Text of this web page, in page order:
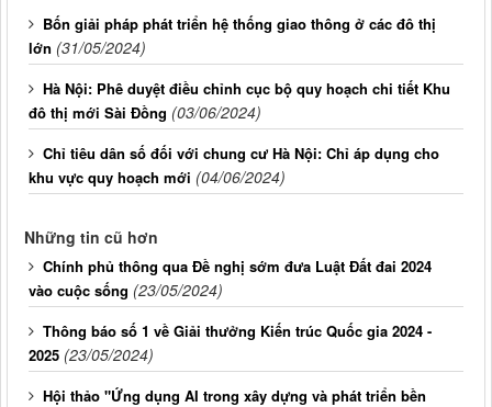
Bốn giải pháp phát triển hệ thống giao thông ở các đô thị
lớn (31/05/2024)
Hà Nội: Phê duyệt điều chỉnh cục bộ quy hoạch chi tiết Khu
đô thị mới Sài Đồng (03/06/2024)
Chỉ tiêu dân số đối với chung cư Hà Nội: Chỉ áp dụng cho
khu vực quy hoạch mới (04/06/2024)
Những tin cũ hơn
Chính phủ thông qua Đề nghị sớm đưa Luật Đất đai 2024
vào cuộc sống (23/05/2024)
Thông báo số 1 về Giải thưởng Kiến trúc Quốc gia 2024 -
2025 (23/05/2024)
Hội thảo "Ứng dụng AI trong xây dựng và phát triển bền